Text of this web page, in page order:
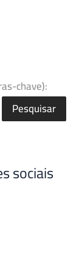
chave):
Pesquisar
sociais